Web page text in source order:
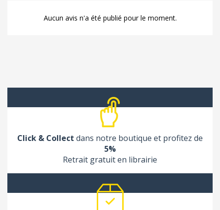
Aucun avis n'a été publié pour le moment.
Click & Collect dans notre boutique et profitez de
5%
Retrait gratuit en librairie